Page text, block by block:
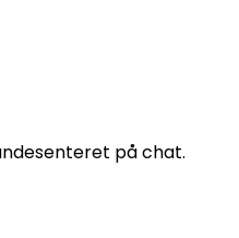
på chat.